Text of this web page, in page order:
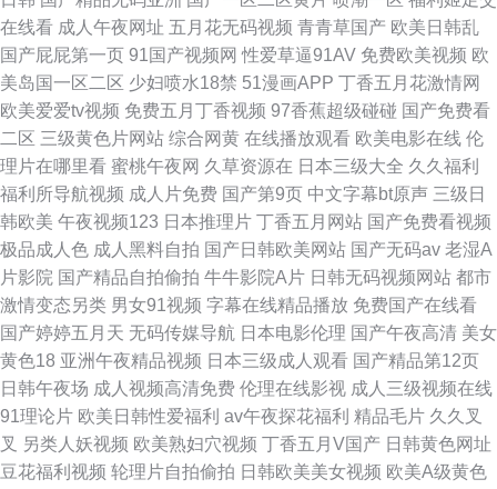
在线看 成人午夜网址 五月花无码视频 青青草国产 欧美日韩乱
国产屁屁第一页 91国产视频网 性爱草逼91AV 免费欧美视频 欧
美岛国一区二区 少妇喷水18禁 51漫画APP 丁香五月花激情网
欧美爱爱tv视频 免费五月丁香视频 97香蕉超级碰碰 国产免费看
二区 三级黄色片网站 综合网黄 在线播放观看 欧美电影在线 伦
理片在哪里看 蜜桃午夜网 久草资源在 日本三级大全 久久福利
福利所导航视频 成人片免费 国产第9页 中文字幕bt原声 三级日
韩欧美 午夜视频123 日本推理片 丁香五月网站 国产免费看视频
极品成人色 成人黑料自拍 国产日韩欧美网站 国产无码av 老湿A
片影院 国产精品自拍偷拍 牛牛影院A片 日韩无码视频网站 都市
激情变态另类 男女91视频 字幕在线精品播放 免费国产在线看
国产婷婷五月天 无码传媒导航 日本电影伦理 国产午夜高清 美女
黄色18 亚洲午夜精品视频 日本三级成人观看 国产精品第12页
日韩午夜场 成人视频高清免费 伦理在线影视 成人三级视频在线
91理论片 欧美日韩性爱福利 av午夜探花福利 精品毛片 久久叉
叉 另类人妖视频 欧美熟妇穴视频 丁香五月V国产 日韩黄色网址
豆花福利视频 轮理片自拍偷拍 日韩欧美美女视频 欧美A级黄色